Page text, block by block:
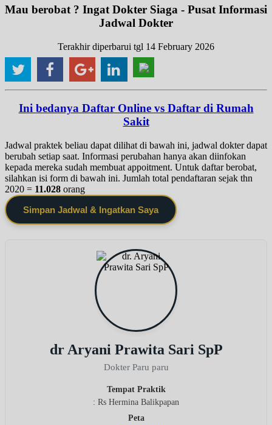
Mau berobat ? Ingat Dokter Siaga - Pusat Informasi
Jadwal Dokter
Terakhir diperbarui tgl 14 February 2026
Ini bedanya Daftar Online vs Daftar di Rumah
Sakit
Jadwal praktek beliau dapat dilihat di bawah ini, jadwal dokter dapat
berubah setiap saat. Informasi perubahan hanya akan diinfokan
kepada mereka sudah membuat appoitment. Untuk daftar berobat,
silahkan isi form di bawah ini. Jumlah total pendaftaran sejak thn
2020 = 11.028 orang
Simpan Jadwal & Ingatkan Saya
dr Aryani Prawita Sari SpP
Dokter Paru paru
Tempat Praktik
: Rs Hermina Balikpapan
Peta